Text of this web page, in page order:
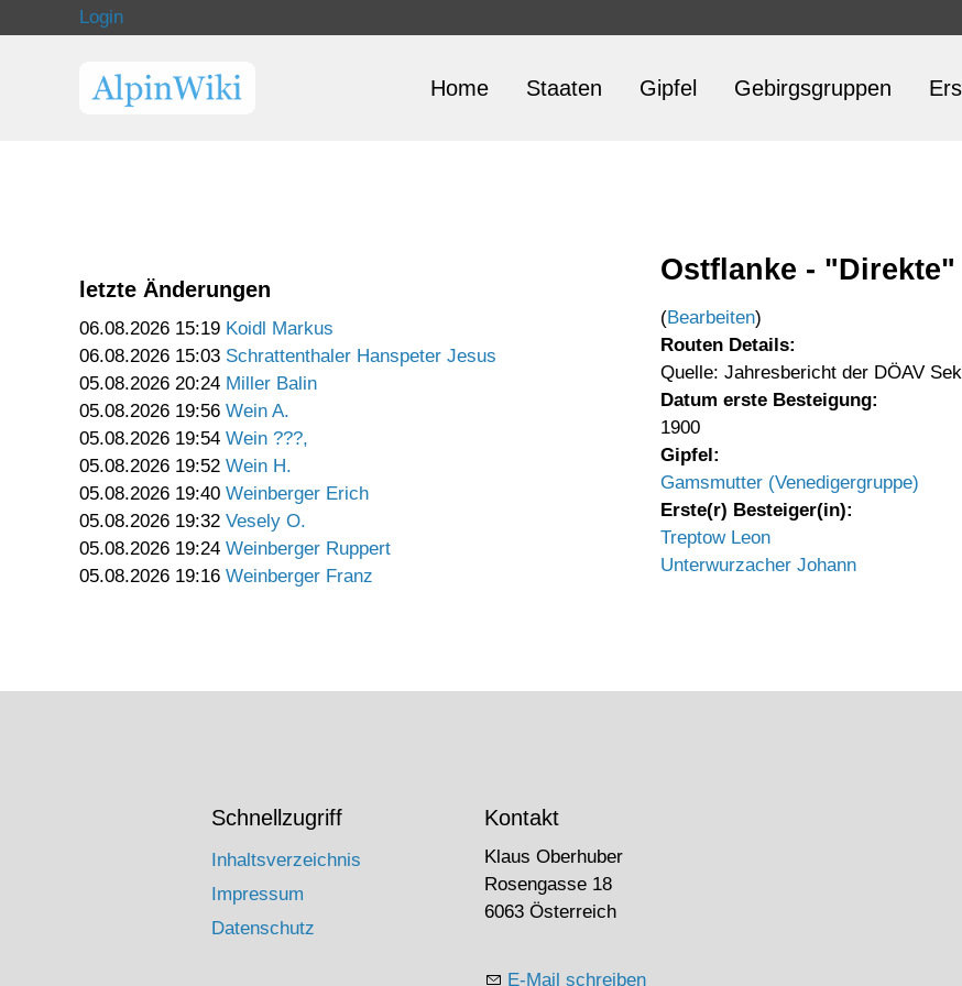
Login
Home Staaten Gipfel Gebirgsgruppen
letzte Änderungen
06.08.2026 15:19 Koidl Markus
06.08.2026 15:03 Schrattenthaler Hanspeter Jesus
05.08.2026 20:24 Miller Balin
05.08.2026 19:56 Wein A.
05.08.2026 19:54 Wein ???,
05.08.2026 19:52 Wein H.
05.08.2026 19:40 Weinberger Erich
05.08.2026 19:32 Vesely O.
05.08.2026 19:24 Weinberger Ruppert
05.08.2026 19:16 Weinberger Franz
Ostflanke - "Direkte"
(Bearbeiten)
Routen Details:
Quelle: Jahresbericht der DÖAV
Datum erste Besteigung:
1900
Gipfel:
Gamsmutter (Venedigergruppe)
Erste(r) Besteiger(in):
Treptow Leon
Unterwurzacher Johann
Schnellzugriff
Inhaltsverzeichnis
Impressum
Datenschutz
Kontakt
Klaus Oberhuber
Rosengasse 18
6063 Österreich
E-Mail schreiben